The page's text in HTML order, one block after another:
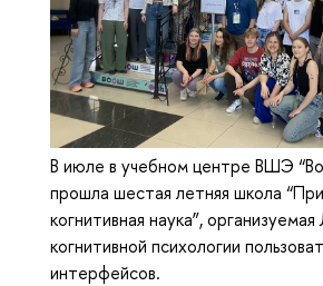
В июле в учебном центре ВШЭ
прошла шестая летняя школа
когнитивная наука”,
когнитивной психологии
интерфейсов.